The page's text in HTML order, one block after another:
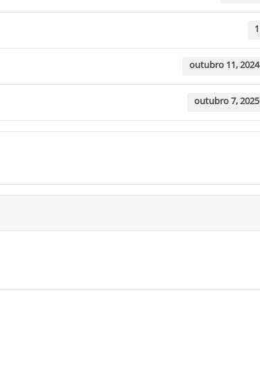
1
outubro 11, 2024
outubro 7, 2025